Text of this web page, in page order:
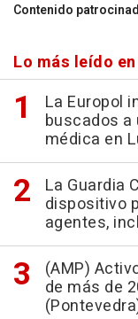
Contenido
Lo más leído
La Europol
buscados a
médica en
La Guardia
dispositivo
agentes,
(AMP)
de más de